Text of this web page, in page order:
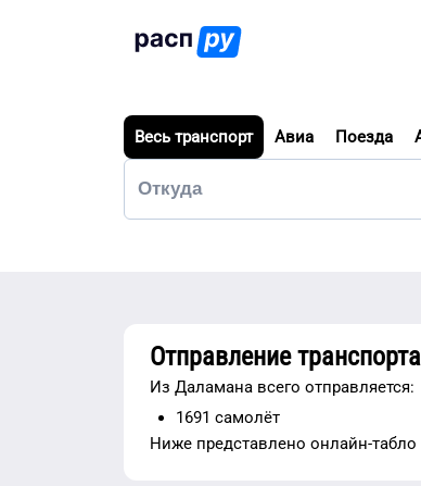
Весь транспорт Авиа Поезда
Отправление
Из Даламана всего отправляется:
1691 самолёт
Ниже представлено онлайн-